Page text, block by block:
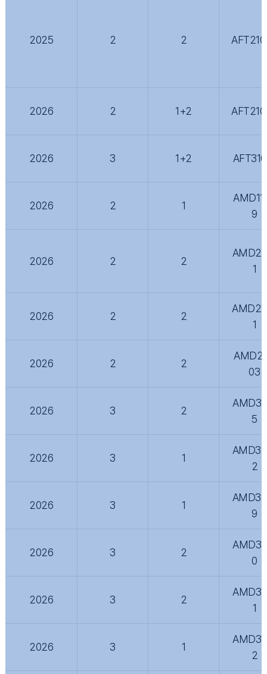
2025 2 2
2026 2 1+2
2026 3 1+2
2026 2 1
9
2026 2 2
1
2026 2 2
1
2026 2 2
03
2026 3 2
5
2026 3 1
2
2026 3 1
9
2026 3 2
0
2026 3 2
1
2026 3 1
2